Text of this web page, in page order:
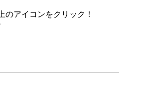
のアイコンをクリック！